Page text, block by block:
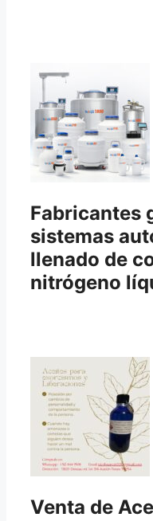
Fabricantes
sistemas
llenado de
nitrógeno
Venta de